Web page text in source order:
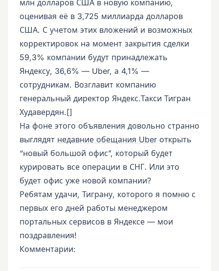
млн долларов США в новую компанию,
оценивая её в 3,725 миллиарда долларов
США. С учетом этих вложений и возможных
корректировок на момент закрытия сделки
59,3% компании будут принадлежать
Яндексу, 36,6% — Uber, а 4,1% —
сотрудникам. Возглавит компанию
генеральный директор Яндекс.Такси Тигран
Худавердян.[]
На фоне этого объявления довольно странно
выглядят недавние обещания Uber открыть
“новый большой офис”, который будет
курировать все операции в СНГ. Или это
будет офис уже новой компании?
Ребятам удачи, Тиграну, которого я помню с
первых его дней работы менеджером
портальных сервисов в Яндексе — мои
поздравления!
Комментарии: